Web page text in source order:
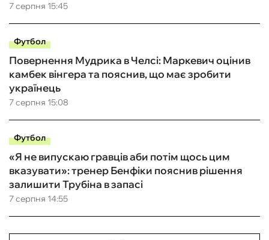
7 серпня 15:45
Футбол
7 серпня 15:08
Повернення Мудрика в Челсі: Маркевич оцінив
камбек вінгера та пояснив, що має зробити
українець
Футбол
7 серпня 14:55
«Я не випускаю гравців аби потім щось цим
вказувати»: тренер Бенфіки пояснив рішення
залишити Трубіна в запасі